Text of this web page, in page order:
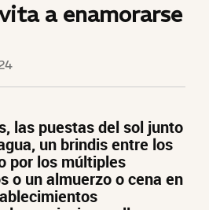
a enamorarse
las puestas del sol junto
un brindis entre los
por los múltiples
o un almuerzo o cena en